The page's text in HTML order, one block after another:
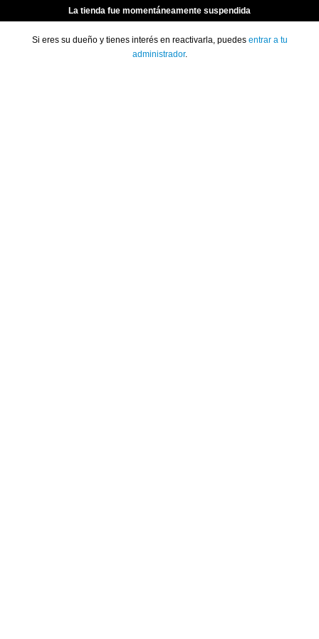
La tienda fue momentáneamente suspendida
Si eres su dueño y tienes interés en reactivarla, puedes entrar a tu
administrador.